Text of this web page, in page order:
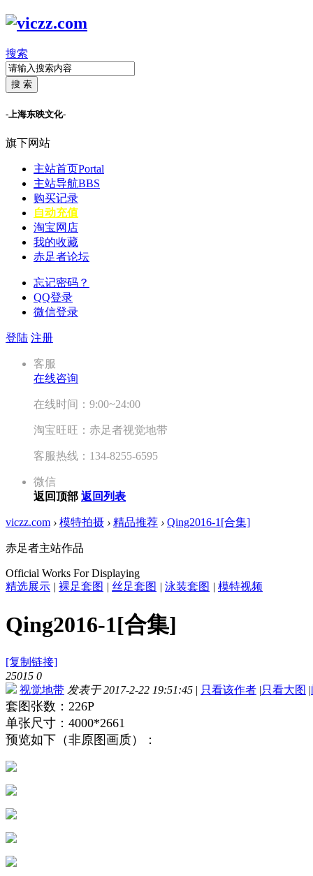
搜索
搜 索
-上海东映文化-
旗下网站
主站首页Portal
主站导航BBS
购买记录
自动充值
淘宝网店
我的收藏
赤足者论坛
忘记密码？
QQ登录
微信登录
登陆 注册
客服
在线咨询
在线时间：9:00~24:00
淘宝旺旺：赤足者视觉地带
客服热线：134-8255-6595
微信
返回顶部 返回列表
viczz.com › 模特拍摄 › 精品推荐 › Qing2016-1[合集]
赤足者主站作品
Official Works For Displaying
精选展示 | 裸足套图 | 丝足套图 | 泳装套图 | 模特视频
Qing2016-1[合集]
[复制链接]
25015 0
视觉地带 发表于 2017-2-22 19:51:45 | 只看该作者 |只看大图 |
套图张数：226P
单张尺寸：4000*2661
预览如下（非原图画质）：